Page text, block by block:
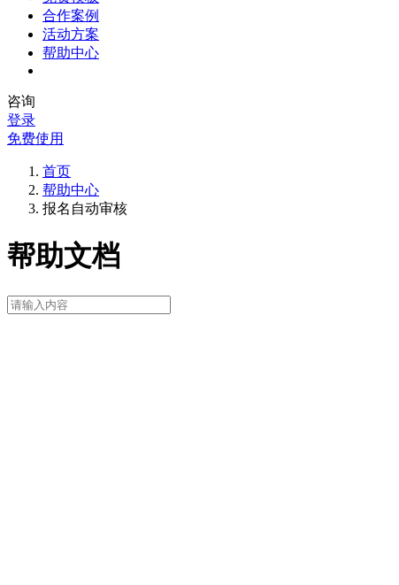
合作案例
活动方案
帮助中心
咨询
登录
免费使用
首页
帮助中心
报名自动审核
帮助文档